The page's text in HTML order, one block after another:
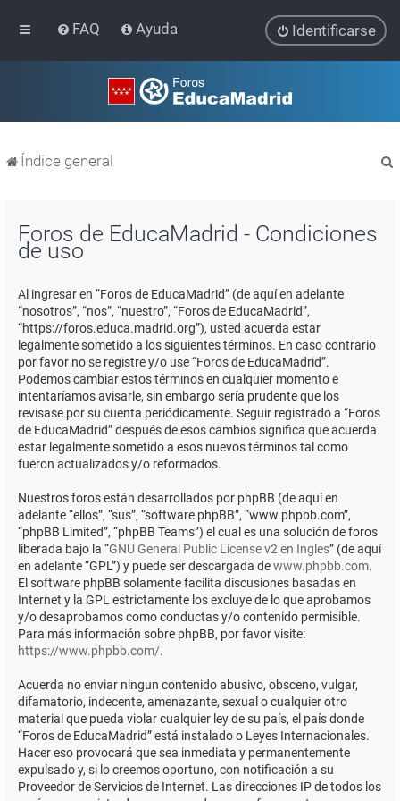
FAQ Ayuda Identificarse
Índice general
Foros de EducaMadrid - Condiciones
de uso
Al ingresar en “Foros de EducaMadrid” (de aquí en adelante
“nosotros”, “nos”, “nuestro”, “Foros de EducaMadrid”,
“https://foros.educa.madrid.org”), usted acuerda estar
legalmente sometido a los siguientes términos. En caso contrario
por favor no se registre y/o use “Foros de EducaMadrid”.
Podemos cambiar estos términos en cualquier momento e
intentaríamos avisarle, sin embargo sería prudente que los
revisase por su cuenta periódicamente. Seguir registrado a “Foros
de EducaMadrid” después de esos cambios significa que acuerda
estar legalmente sometido a esos nuevos términos tal como
fueron actualizados y/o reformados.
Nuestros foros están desarrollados por phpBB (de aquí en
adelante “ellos”, “sus”, “software phpBB”, “www.phpbb.com”,
“phpBB Limited”, “phpBB Teams”) el cual es una solución de foros
liberada bajo la “GNU General Public License v2 en Ingles” (de aquí
en adelante “GPL”) y puede ser descargada dewww.phpbb.com.
El software phpBB solamente facilita discusiones basadas en
Internet y la GPL estrictamente los excluye de lo que aprobamos
y/o desaprobamos como conductas y/o contenido permisible.
Para más información sobre phpBB, por favor visite:
https://www.phpbb.com/.
Acuerda no enviar ningun contenido abusivo, obsceno, vulgar,
difamatorio, indecente, amenazante, sexual o cualquier otro
material que pueda violar cualquier ley de su país, el país donde
“Foros de EducaMadrid” está instalado o Leyes Internacionales.
Hacer eso provocará que sea inmediata y permanentemente
expulsado y, si lo creemos oportuno, con notificación a su
Proveedor de Servicios de Internet. Las direcciones IP de todos los